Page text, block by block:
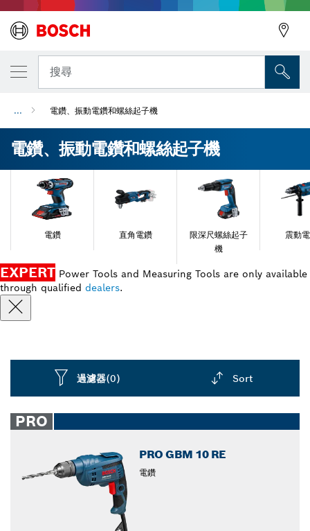
搜尋
... 電鑽、振動電鑽和螺絲起子機
電鑽、振動電鑽和螺絲起子機
電鑽 直角電鑽
限深尺螺絲起子
機
震動
EXPERT Power Tools and Measuring Tools are only available
through qualified dealers.
過濾器(0) Sort
closed
PRO
PRO GBM 10 RE
電鑽